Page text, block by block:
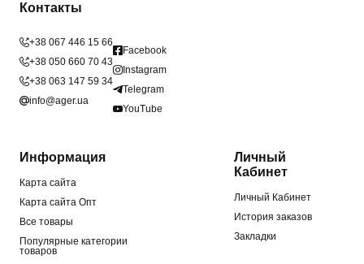
Контакты
+38 067 446 15 66
+38 050 660 70 43
+38 063 147 59 34
info@ager.ua
Facebook
Instagram
Telegram
YouTube
Информация
Карта сайта
Карта сайта Опт
Все товары
Популярные категории
товаров
Личный
Кабинет
Личный Кабинет
История заказов
Закладки